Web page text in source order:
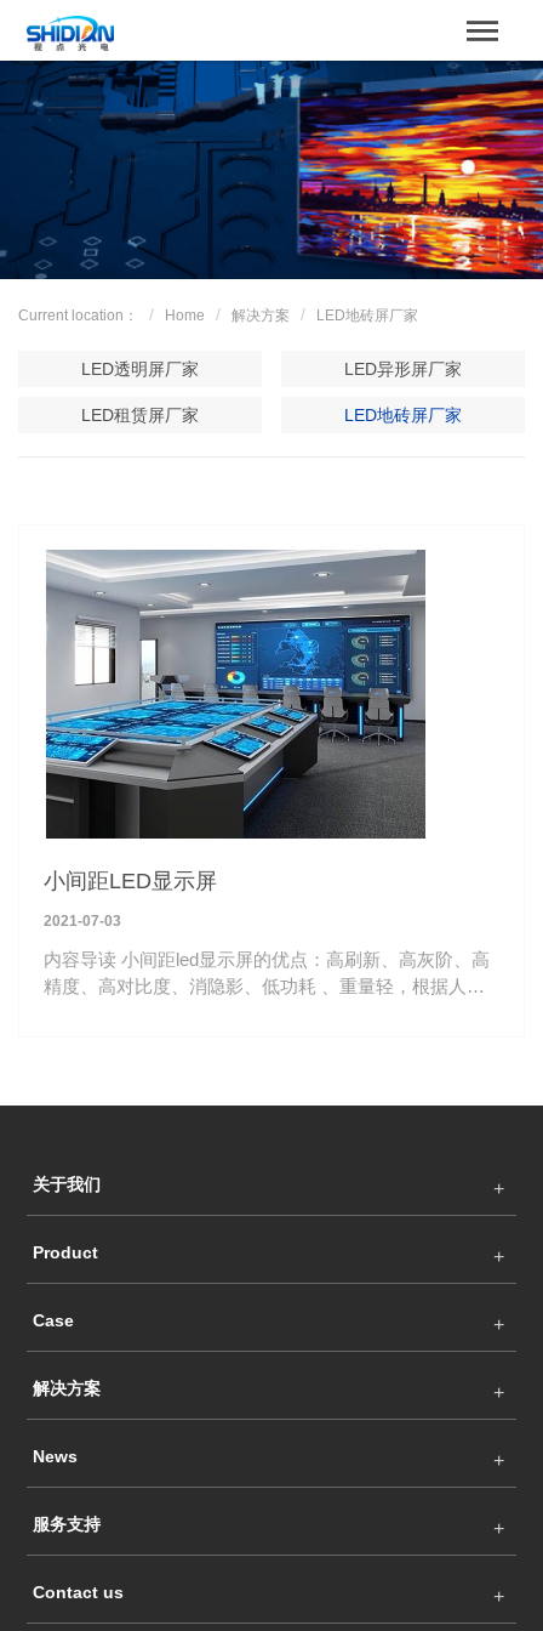
Home
关于我们
Product
Case
Current location： Home 解决方案 LED地砖屏厂家
LED透明屏厂家 LED异形屏厂家
LED租赁屏厂家 LED地砖屏厂家
小间距LED显示屏
2021-07-03
内容导读 小间距led显示屏的优点：高刷新、高灰阶、高
精度、高对比度、消隐影、低功耗 、重量轻，根据人体
关于我们
Product
Case
解决方案
News
服务支持
Contact us